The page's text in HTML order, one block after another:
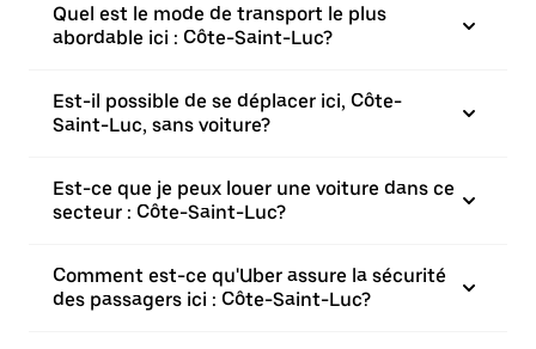
Quel est le mode de transport le plus
abordable ici : Côte-Saint-Luc?
Est-il possible de se déplacer ici, Côte-
Saint-Luc, sans voiture?
Est-ce que je peux louer une voiture dans ce
secteur : Côte-Saint-Luc?
Comment est-ce qu'Uber assure la sécurité
des passagers ici : Côte-Saint-Luc?